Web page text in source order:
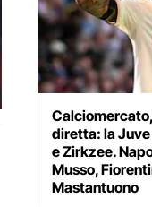
diretta: la Juve
e Zirkzee.
Musso,
Mastantuono